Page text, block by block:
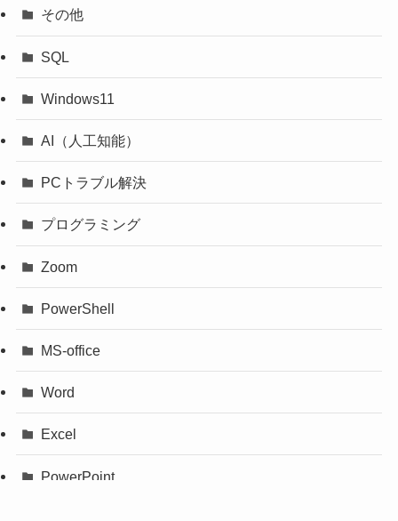
その他
SQL
Windows11
AI（人工知能）
PCトラブル解決
プログラミング
Zoom
PowerShell
MS-office
Word
Excel
PowerPoint